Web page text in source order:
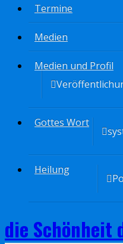
Termine
Medien
Medien und Profil
Gottes Wort
Heilung
die Schönheit